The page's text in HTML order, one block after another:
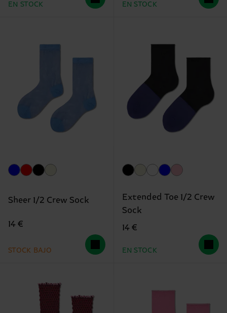
EN STOCK EN STOCK
Sheer 1/2 Crew Sock
14 €
STOCK BAJO
Extended Toe 1/2 Crew
Sock
14 €
EN STOCK